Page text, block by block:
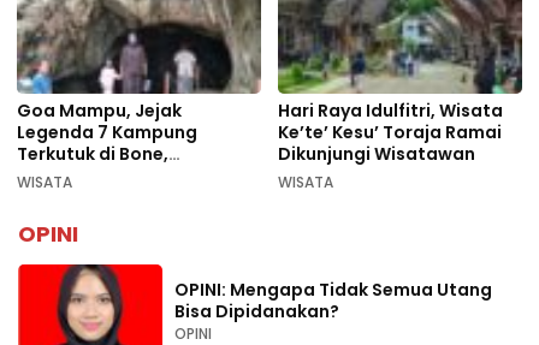
Goa Mampu, Jejak
Legenda 7 Kampung
Terkutuk di Bone,
Rekomendasi Liburan
WISATA
Hari Raya Idulfitri, Wisata
Ke’te’ Kesu’ Toraja Ramai
Dikunjungi Wisatawan
WISATA
OPINI
OPINI: Mengapa Tidak Semua Utang
Bisa Dipidanakan?
OPINI